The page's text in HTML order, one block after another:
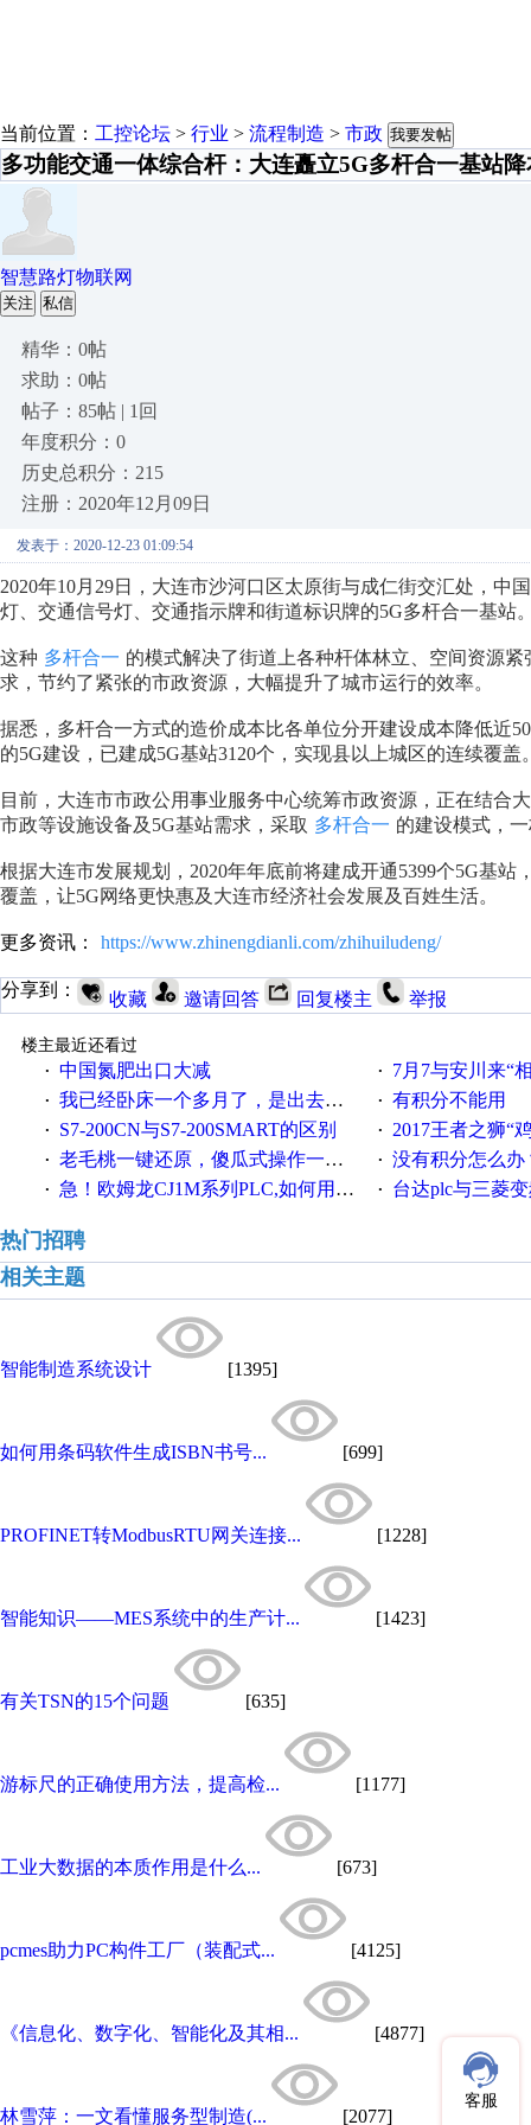
当前位置： 工控论坛 > 行业 > 流程制造 > 市政 我要发帖
多功能交通一体综合杆：大连矗立5G多杆合一基站
智慧路灯物联网
关注 私信
精华：0帖
求助：0帖
帖子：85帖 | 1回
年度积分：0
历史总积分：215
注册：2020年12月09日
发表于：2020-12-23 01:09:54
2020年10月29日，大连市沙河口区太原街与成仁街交汇处，
灯、交通信号灯、交通指示牌和街道标识牌的5G多杆合一基站
这种 多杆合一 的模式解决了街道上各种杆体林立、空间资源
求，节约了紧张的市政资源，大幅提升了城市运行的效率。
据悉，多杆合一方式的造价成本比各单位分开建设成本降低近
的5G建设，已建成5G基站3120个，实现县以上城区的连续覆盖
目前，大连市市政公用事业服务中心统筹市政资源，正在结合
市政等设施设备及5G基站需求，采取 多杆合一 的建设模式，
根据大连市发展规划，2020年年底前将建成开通5399个5G基
覆盖，让5G网络更快惠及大连市经济社会发展及百姓生活。
更多资讯： https://www.zhinengdianli.com/zhihuiludeng/
分享到： 收藏 邀请回答 回复楼主 举报
楼主最近还看过
· 中国氮肥出口大减 · 7月7与安川来“
· 我已经卧床一个多月了，是出去安装机械手在高速遭遇车祸所致:大家工作都要特别注意啊 · 有积分不能用
· S7-200CN与S7-200SMART的区别 · 2017王者之狮“鸡”情签到
· 老毛桃一键还原，傻瓜式操作一键轻松备份还原；程序为向导式安装，一键即可实现自动备份或还原系统。 · 没有积分怎么办
· 急！欧姆龙CJ1M系列PLC,如何用时间控制变频器。要求时间在组态王中可以自由输入！拜托各位大神了！ · 台达plc与三菱
热门招聘
相关主题
智能制造系统设计 [1395]
如何用条码软件生成ISBN书号... [699]
PROFINET转ModbusRTU网关连接... [1228]
智能知识——MES系统中的生产计... [1423]
有关TSN的15个问题 [635]
游标尺的正确使用方法，提高检... [1177]
工业大数据的本质作用是什么... [673]
pcmes助力PC构件工厂（装配式... [4125]
《信息化、数字化、智能化及其相... [4877]
林雪萍：一文看懂服务型制造(... [2077]
客服